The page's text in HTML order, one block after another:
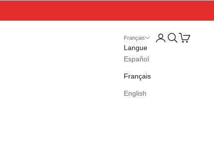
Français
Langue
Español
Français
English
Connexion
Recherche
Panier